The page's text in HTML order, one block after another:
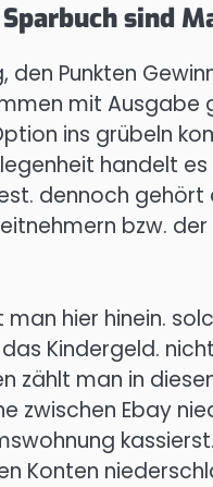
sind
Punkten
mit Ausgabe
ins grübeln
handelt
dennoch gehört
bzw.
man hier hinein.
Kindergeld.
man in
zwischen Ebay
Konten